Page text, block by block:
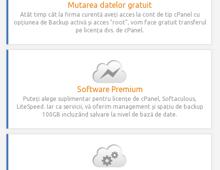
Mutarea datelor gratuit
Atât timp cât la firma curentă aveți acces la cont de tip cPanel cu
opțiunea de Backup activă și acces "root", vom face gratuit transferul
pe licența dvs. de cPanel.
Software Premium
Puteți alege suplimentar pentru licențe de cPanel, Softaculous,
LiteSpeed. Iar ca servicii, vă oferim management și spațiu de backup
100GB incluzând salvare la nivel de bază de date.